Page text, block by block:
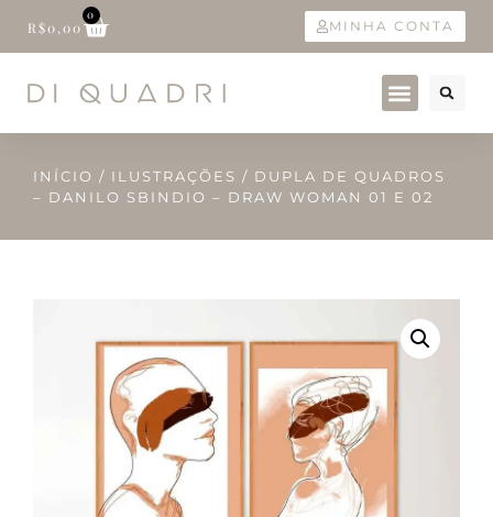
R$0,00
0
MINHA CONTA
INÍCIO / ILUSTRAÇÕES / DUPLA DE QUADROS
– DANILO SBINDIO – DRAW WOMAN 01 E 02